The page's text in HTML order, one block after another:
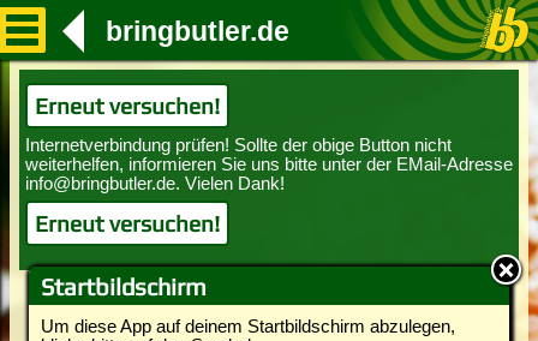
Startbildschirm
Um diese App auf deinem Startbildschirm abzulegen,
bringbutler.de
Erneut versuchen!
Erneut versuchen!